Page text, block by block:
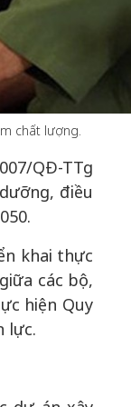
chất lượng.
QĐ-TTg
điều
khai thực
các bộ,
hiện Quy
lực.
50 năm Việt
nhập
định hình vị
tạo | Kỳ 1:
hòa bình thể
quyết định